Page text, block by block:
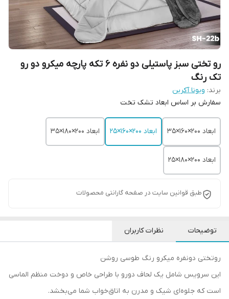
رو تختی سبز پاستیلی دو نفره 6 تکه پارچه میکرو دو رو
تک رنگ
برند: ویونا آکرین
سفارش بر اساس ابعاد تشک تخت
ابعاد 200×۱۶۰×35 ابعاد 200×۱۶۰×25 ابعاد 200×180×35
ابعاد 200×۱8۰×25
طبق قوانین سایت در صفحه گارانتی محصولات
توضیحات نظرات کاربران
روتختی دونفره میکرو رنگ طوسی روشن
این سرویس شامل یک لحاف دورو با طراحی خاص و دوخت منظم الماسی
است که جلوه‌ای شیک و مدرن به اتاق‌خواب شما می‌بخشد.